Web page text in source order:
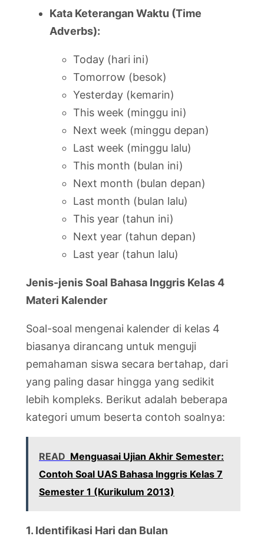
Kata Keterangan Waktu (Time
Adverbs):
Today (hari ini)
Tomorrow (besok)
Yesterday (kemarin)
This week (minggu ini)
Next week (minggu depan)
Last week (minggu lalu)
This month (bulan ini)
Next month (bulan depan)
Last month (bulan lalu)
This year (tahun ini)
Next year (tahun depan)
Last year (tahun lalu)
Jenis-jenis Soal Bahasa Inggris Kelas 4
Materi Kalender
Soal-soal mengenai kalender di kelas 4
biasanya dirancang untuk menguji
pemahaman siswa secara bertahap, dari
yang paling dasar hingga yang sedikit
lebih kompleks. Berikut adalah beberapa
kategori umum beserta contoh soalnya:
READ Menguasai Ujian Akhir Semester:
Contoh Soal UAS Bahasa Inggris Kelas 7
Semester 1 (Kurikulum 2013)
1. Identifikasi Hari dan Bulan